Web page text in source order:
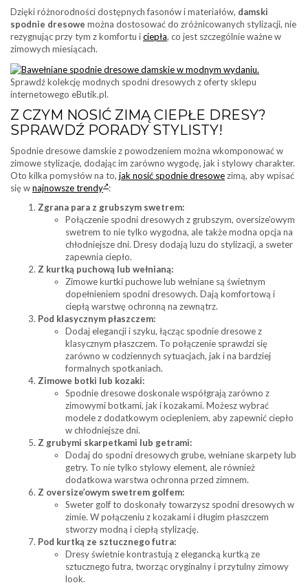
Dzięki różnorodności dostępnych fasonów i materiałów, damski
spodnie dresowe można dostosować do zróżnicowanych stylizacji, nie
rezygnując przy tym z komfortu iciepła, co jest szczególnie ważne w
zimowych miesiącach.
Sprawdź kolekcję modnych spodni dresowych z oferty sklepu
internetowego eButik.pl.
Z CZYM NOSIĆ ZIMĄ CIEPŁE DRESY?
SPRAWDŹ PORADY STYLISTY!
Spodnie dresowe damskie z powodzeniem można wkomponować w
zimowe stylizacje, dodając im zarówno wygodę, jak i stylowy charakter.
Oto kilka pomysłów na to, jak nosić spodnie dresowezimą, aby wpisać
się wnajnowsze trendy :
Zgrana para z grubszym swetrem:
Połączenie spodni dresowych z grubszym, oversize’owym
swetrem to nie tylko wygodna, ale także modna opcja na
chłodniejsze dni. Dresy dodają luzu do stylizacji, a sweter
zapewnia ciepło.
Z kurtką puchową lub wełnianą:
Zimowe kurtki puchowe lub wełniane są świetnym
dopełnieniem spodni dresowych. Dają komfortową i
ciepłą warstwę ochronną na zewnątrz.
Pod klasycznym płaszczem:
Dodaj elegancji i szyku, łącząc spodnie dresowe z
klasycznym płaszczem. To połączenie sprawdzi się
zarówno w codziennych sytuacjach, jak i na bardziej
formalnych spotkaniach.
Zimowe botki lub kozaki:
Spodnie dresowe doskonale współgrają zarówno z
zimowymi botkami, jak i kozakami. Możesz wybrać
modele z dodatkowym ociepleniem, aby zapewnić ciepło
w chłodniejsze dni.
Z grubymi skarpetkami lub getrami:
Dodaj do spodni dresowych grube, wełniane skarpety lub
getry. To nie tylko stylowy element, ale również
dodatkowa warstwa ochronna przed zimnem.
Z oversize’owym swetrem golfem:
Sweter golf to doskonały towarzysz spodni dresowych w
zimie. W połączeniu z kozakami i długim płaszczem
stworzy modną i ciepłą stylizację.
Pod kurtką ze sztucznego futra:
Dresy świetnie kontrastują z elegancką kurtką ze
sztucznego futra, tworząc oryginalny i przytulny zimowy
look.